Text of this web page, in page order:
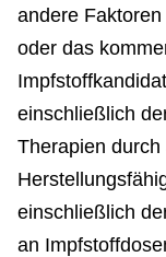
andere
oder das
einschließlich
Therapien
einschließlich
an